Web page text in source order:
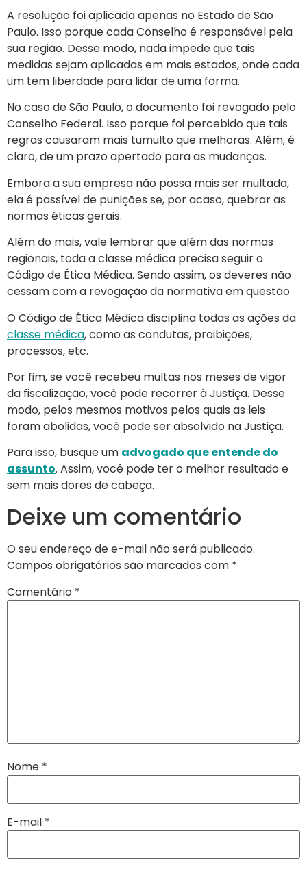
A resolução foi aplicada apenas no Estado de São
Paulo. Isso porque cada Conselho é responsável pela
sua região. Desse modo, nada impede que tais
medidas sejam aplicadas em mais estados, onde cada
um tem liberdade para lidar de uma forma.
No caso de São Paulo, o documento foi revogado pelo
Conselho Federal. Isso porque foi percebido que tais
regras causaram mais tumulto que melhoras. Além, é
claro, de um prazo apertado para as mudanças.
Embora a sua empresa não possa mais ser multada,
ela é passível de punições se, por acaso, quebrar as
normas éticas gerais.
Além do mais, vale lembrar que além das normas
regionais, toda a classe médica precisa seguir o
Código de Ética Médica. Sendo assim, os deveres não
cessam com a revogação da normativa em questão.
O Código de Ética Médica disciplina todas as ações da
classe médica, como as condutas, proibições,
processos, etc.
Por fim, se você recebeu multas nos meses de vigor
da fiscalização, você pode recorrer à Justiça. Desse
modo, pelos mesmos motivos pelos quais as leis
foram abolidas, você pode ser absolvido na Justiça.
Para isso, busque um advogado que entende do
assunto. Assim, você pode ter o melhor resultado e
sem mais dores de cabeça.
Deixe um comentário
O seu endereço de e-mail não será publicado.
Campos obrigatórios são marcados com *
Comentário *
Nome *
E-mail *